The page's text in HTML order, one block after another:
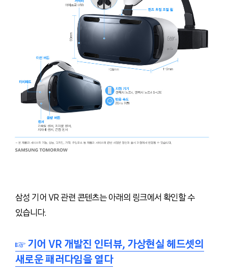
삼성 기어 VR 관련 콘텐츠는 아래의 링크에서 확인할 수
있습니다.
☞ 기어 VR 개발진 인터뷰, 가상현실 헤드셋의
새로운 패러다임을 열다